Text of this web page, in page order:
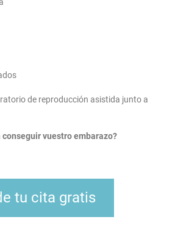
de reproducción asistida junto a
conseguir vuestro embarazo?
tu cita gratis